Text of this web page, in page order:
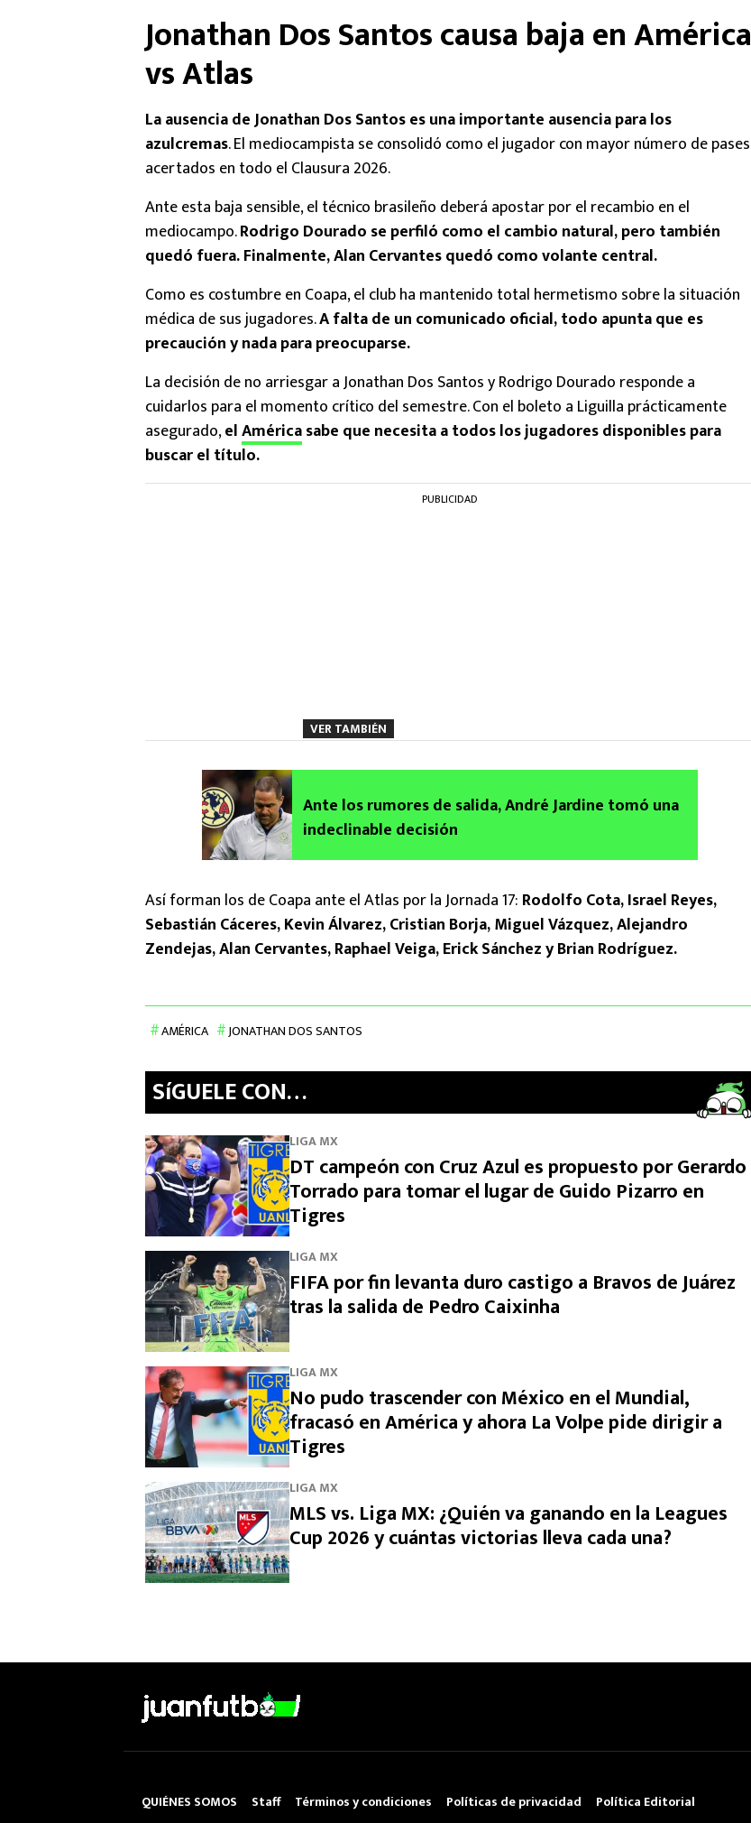
Jonathan Dos Santos causa baja en América
vs Atlas
La ausencia de Jonathan Dos Santos es una importante ausencia para los
azulcremas. El mediocampista se consolidó como el jugador con mayor número de pases
acertados en todo el Clausura 2026.
Ante esta baja sensible, el técnico brasileño deberá apostar por el recambio en el
mediocampo.Rodrigo Dourado se perfiló como el cambio natural, pero también
quedó fuera. Finalmente, Alan Cervantes quedó como volante central.
Como es costumbre en Coapa, el club ha mantenido total hermetismo sobre la situación
médica de sus jugadores.A falta de un comunicado oficial, todo apunta que es
precaución y nada para preocuparse.
La decisión de no arriesgar a Jonathan Dos Santos y Rodrigo Dourado responde a
cuidarlos para el momento crítico del semestre. Con el boleto a Liguilla prácticamente
asegurado,elAméricasabe que necesita a todos los jugadores disponibles para
buscar el título.
PUBLICIDAD
VER TAMBIÉN
Ante los rumores de salida, André Jardine tomó una
indeclinable decisión
Así forman los de Coapa ante el Atlas por la Jornada 17: Rodolfo Cota, Israel Reyes,
Sebastián Cáceres, Kevin Álvarez, Cristian Borja, Miguel Vázquez, Alejandro
Zendejas, Alan Cervantes, Raphael Veiga, Erick Sánchez y Brian Rodríguez.
AMÉRICA JONATHAN DOS SANTOS
SíGUELE CON…
LIGA MX
DT campeón con Cruz Azul es propuesto por Gerardo
Torrado para tomar el lugar de Guido Pizarro en
Tigres
LIGA MX
FIFA por fin levanta duro castigo a Bravos de Juárez
tras la salida de Pedro Caixinha
LIGA MX
No pudo trascender con México en el Mundial,
fracasó en América y ahora La Volpe pide dirigir a
Tigres
LIGA MX
MLS vs. Liga MX: ¿Quién va ganando en la Leagues
Cup 2026 y cuántas victorias lleva cada una?
QUIÉNES SOMOS Staff Términos y condiciones Políticas de privacidad Política Editorial